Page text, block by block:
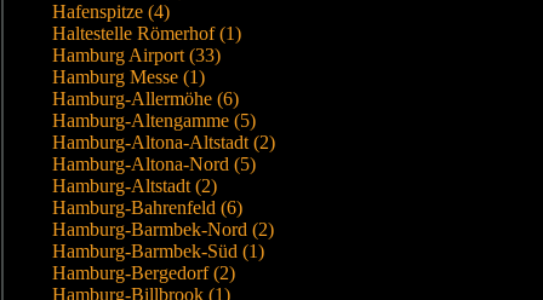
Hafenspitze (4)
Haltestelle Römerhof (1)
Hamburg Airport (33)
Hamburg Messe (1)
Hamburg-Allermöhe (6)
Hamburg-Altengamme (5)
Hamburg-Altona-Altstadt (2)
Hamburg-Altona-Nord (5)
Hamburg-Altstadt (2)
Hamburg-Bahrenfeld (6)
Hamburg-Barmbek-Nord (2)
Hamburg-Barmbek-Süd (1)
Hamburg-Bergedorf (2)
Hamburg-Billbrook (1)